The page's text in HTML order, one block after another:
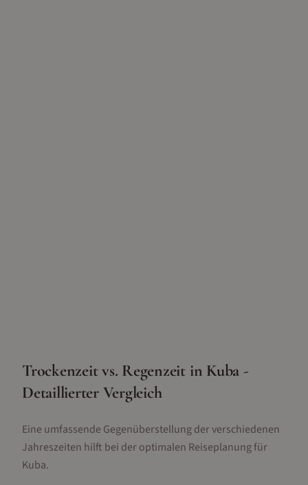
Trockenzeit vs. Regenzeit in Kuba -
Detaillierter Vergleich
Eine umfassende Gegenüberstellung der verschiedenen
Jahreszeiten hilft bei der optimalen Reiseplanung für
Kuba.